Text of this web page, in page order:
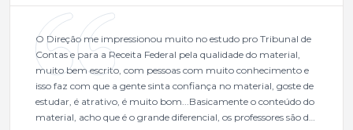
O Direção me impressionou muito no estudo pro Tribunal de
Contas e para a Receita Federal pela qualidade do material,
muito bem escrito, com pessoas com muito conhecimento e
isso faz com que a gente sinta confiança no material, goste de
estudar, é atrativo, é muito bom...Basicamente o conteúdo do
material, acho que é o grande diferencial, os professores são de